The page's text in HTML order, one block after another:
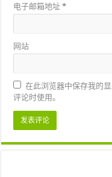
电子邮箱地址*
网站
在此浏览器中保存我的
评论时使用。